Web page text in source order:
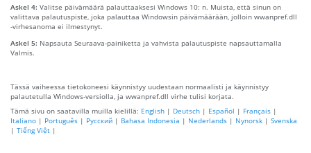
Askel 4: Valitse päivämäärä palauttaaksesi Windows 10: n. Muista, että sinun on
valittava palautuspiste, joka palauttaa Windowsin päivämäärään, jolloin wwanpref.dll
-virhesanoma ei ilmestynyt.
Askel 5: Napsauta Seuraava-painiketta ja vahvista palautuspiste napsauttamalla
Valmis.
Tässä vaiheessa tietokoneesi käynnistyy uudestaan ​​normaalisti ja käynnistyy
palautetulla Windows-versiolla, ja wwanpref.dll virhe tulisi korjata.
Tämä sivu on saatavilla muilla kielillä: English | Deutsch | Español | Français |
Italiano | Português | Русский | Bahasa Indonesia | Nederlands | Nynorsk | Svenska
| Tiếng Việt |